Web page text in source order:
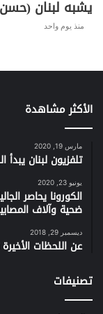
يشبه لبنان
منذ يوم واحد
الأكثر مشاهدة
مارس 19, 2020
تلفزيون لبنان يبدأ
يونيو 23, 2020
الكورونا يحاصر
ضحية وآلاف
ديسمبر 29, 2018
عن اللحظات الأخيرة
تصنيفات